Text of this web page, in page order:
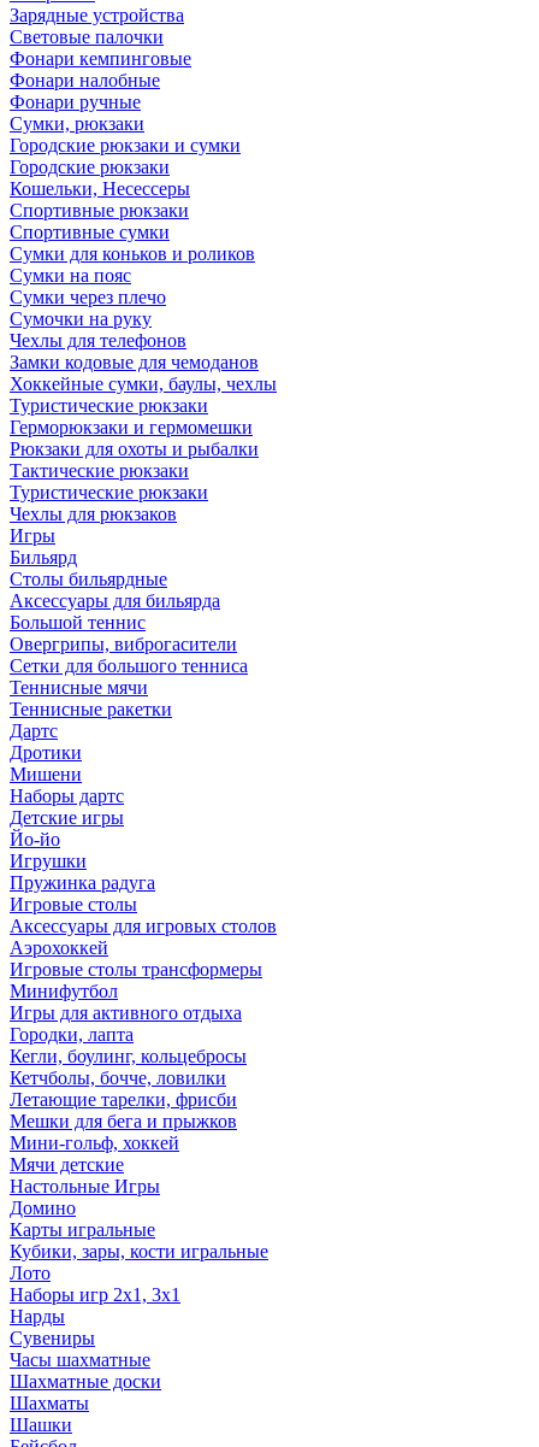
Зарядные устройства
Световые палочки
Фонари кемпинговые
Фонари налобные
Фонари ручные
Сумки, рюкзаки
Городские рюкзаки и сумки
Городские рюкзаки
Кошельки, Несессеры
Спортивные рюкзаки
Спортивные сумки
Сумки для коньков и роликов
Сумки на пояс
Сумки через плечо
Сумочки на руку
Чехлы для телефонов
Замки кодовые для чемоданов
Хоккейные сумки, баулы, чехлы
Туристические рюкзаки
Герморюкзаки и гермомешки
Рюкзаки для охоты и рыбалки
Тактические рюкзаки
Туристические рюкзаки
Чехлы для рюкзаков
Игры
Бильярд
Столы бильярдные
Аксессуары для бильярда
Большой теннис
Овергрипы, виброгасители
Сетки для большого тенниса
Теннисные мячи
Теннисные ракетки
Дартс
Дротики
Мишени
Наборы дартс
Детские игры
Йо-йо
Игрушки
Пружинка радуга
Игровые столы
Аксессуары для игровых столов
Аэрохоккей
Игровые столы трансформеры
Минифутбол
Игры для активного отдыха
Городки, лапта
Кегли, боулинг, кольцебросы
Кетчболы, бочче, ловилки
Летающие тарелки, фрисби
Мешки для бега и прыжков
Мини-гольф, хоккей
Мячи детские
Настольные Игры
Домино
Карты игральные
Кубики, зары, кости игральные
Лото
Наборы игр 2х1, 3х1
Нарды
Сувениры
Часы шахматные
Шахматные доски
Шахматы
Шашки